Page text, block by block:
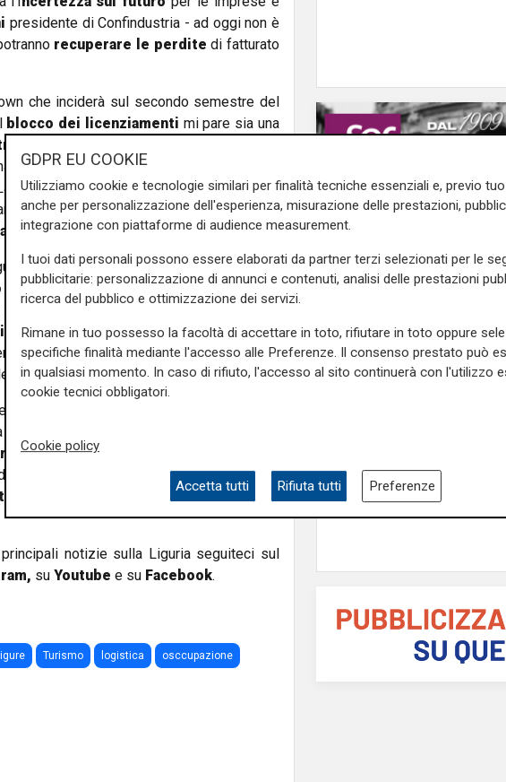
presidente di Confindustria - ad oggi non è
recuperare le perdite di fatturato
che inciderà sul secondo semestre del
blocco dei licenziamenti mi pare sia una
dice ok al blocco dei licenziamenti se la
cosa va vista in modo diverso.Ci deve
ha concluso Mondini - che non è che gli
".
ha sicuramente patito di più la pandemia
turistico, basti pensare che nella città
del 2019 si è registrato
. Scendendo nel dettaglio il totale degli
di393.918 personementre ad oggi le
metà.
la ripresa (timidamente cominciata) nel
indissolubilmente legata ad una possibile
disponibilità economica
sul
settore degli investimenti
. A
incremento dello smart
notizie sulla Liguria seguiteci sul
, su Youtube e su Facebook.
Turismo logistica osccupazione
euro e 132 milioni di
agevolazioni per la
GDPR EU COOKIE
Utilizziamo cookie e tecnologie similari per finalità tecniche essenziali e, previo
anche per personalizzazione dell'esperienza, misurazione delle prestazioni,
integrazione con piattaforme di audience measurement.
I tuoi dati personali possono essere elaborati da partner terzi selezionati per le
pubblicitarie: personalizzazione di annunci e contenuti, analisi delle prestazioni
ricerca del pubblico e ottimizzazione dei servizi.
Rimane in tuo possesso la facoltà di accettare in toto, rifiutare in toto oppure
specifiche finalità mediante l'accesso alle Preferenze. Il consenso prestato può
in qualsiasi momento. In caso di rifiuto, l'accesso al sito continuerà con l'utilizzo
cookie tecnici obbligatori.
Cookie policy
Accetta tutti Rifiuta tutti Preferenze